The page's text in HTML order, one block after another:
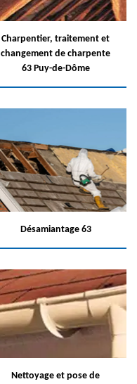
Charpentier, traitement et
changement de charpente
63 Puy-de-Dôme
Désamiantage 63
Nettoyage et pose de